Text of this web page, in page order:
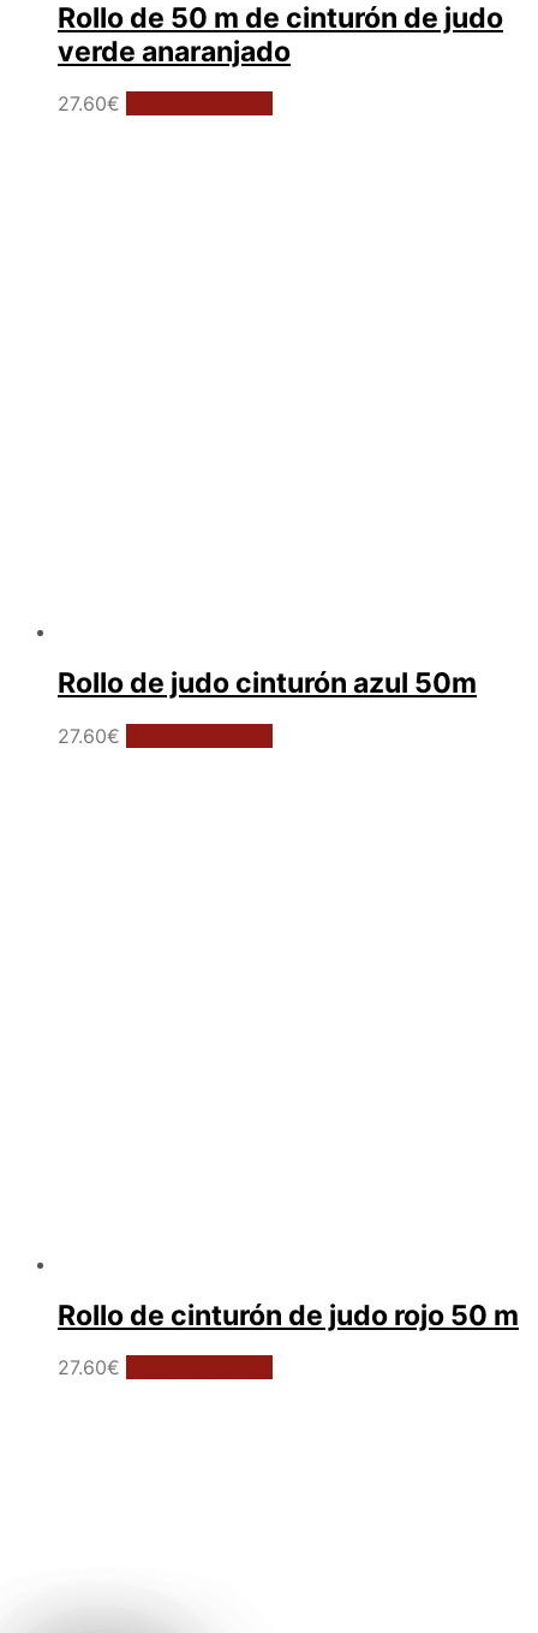
Rollo de 50 m de cinturón de judo
verde anaranjado
27.60€
Rollo de judo cinturón azul 50m
27.60€
Rollo de cinturón de judo rojo 50 m
27.60€